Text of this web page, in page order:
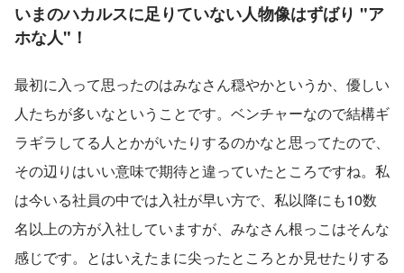
いまのハカルスに足りていない人物像はずばり "ア
ホな人"！
最初に入って思ったのはみなさん穏やかというか、優しい
人たちが多いなということです。ベンチャーなので結構ギ
ラギラしてる人とかがいたりするのかなと思ってたので、
その辺りはいい意味で期待と違っていたところですね。私
は今いる社員の中では入社が早い方で、私以降にも10数
名以上の方が入社していますが、みなさん根っこはそんな
感じです。とはいえたまに尖ったところとか見せたりする